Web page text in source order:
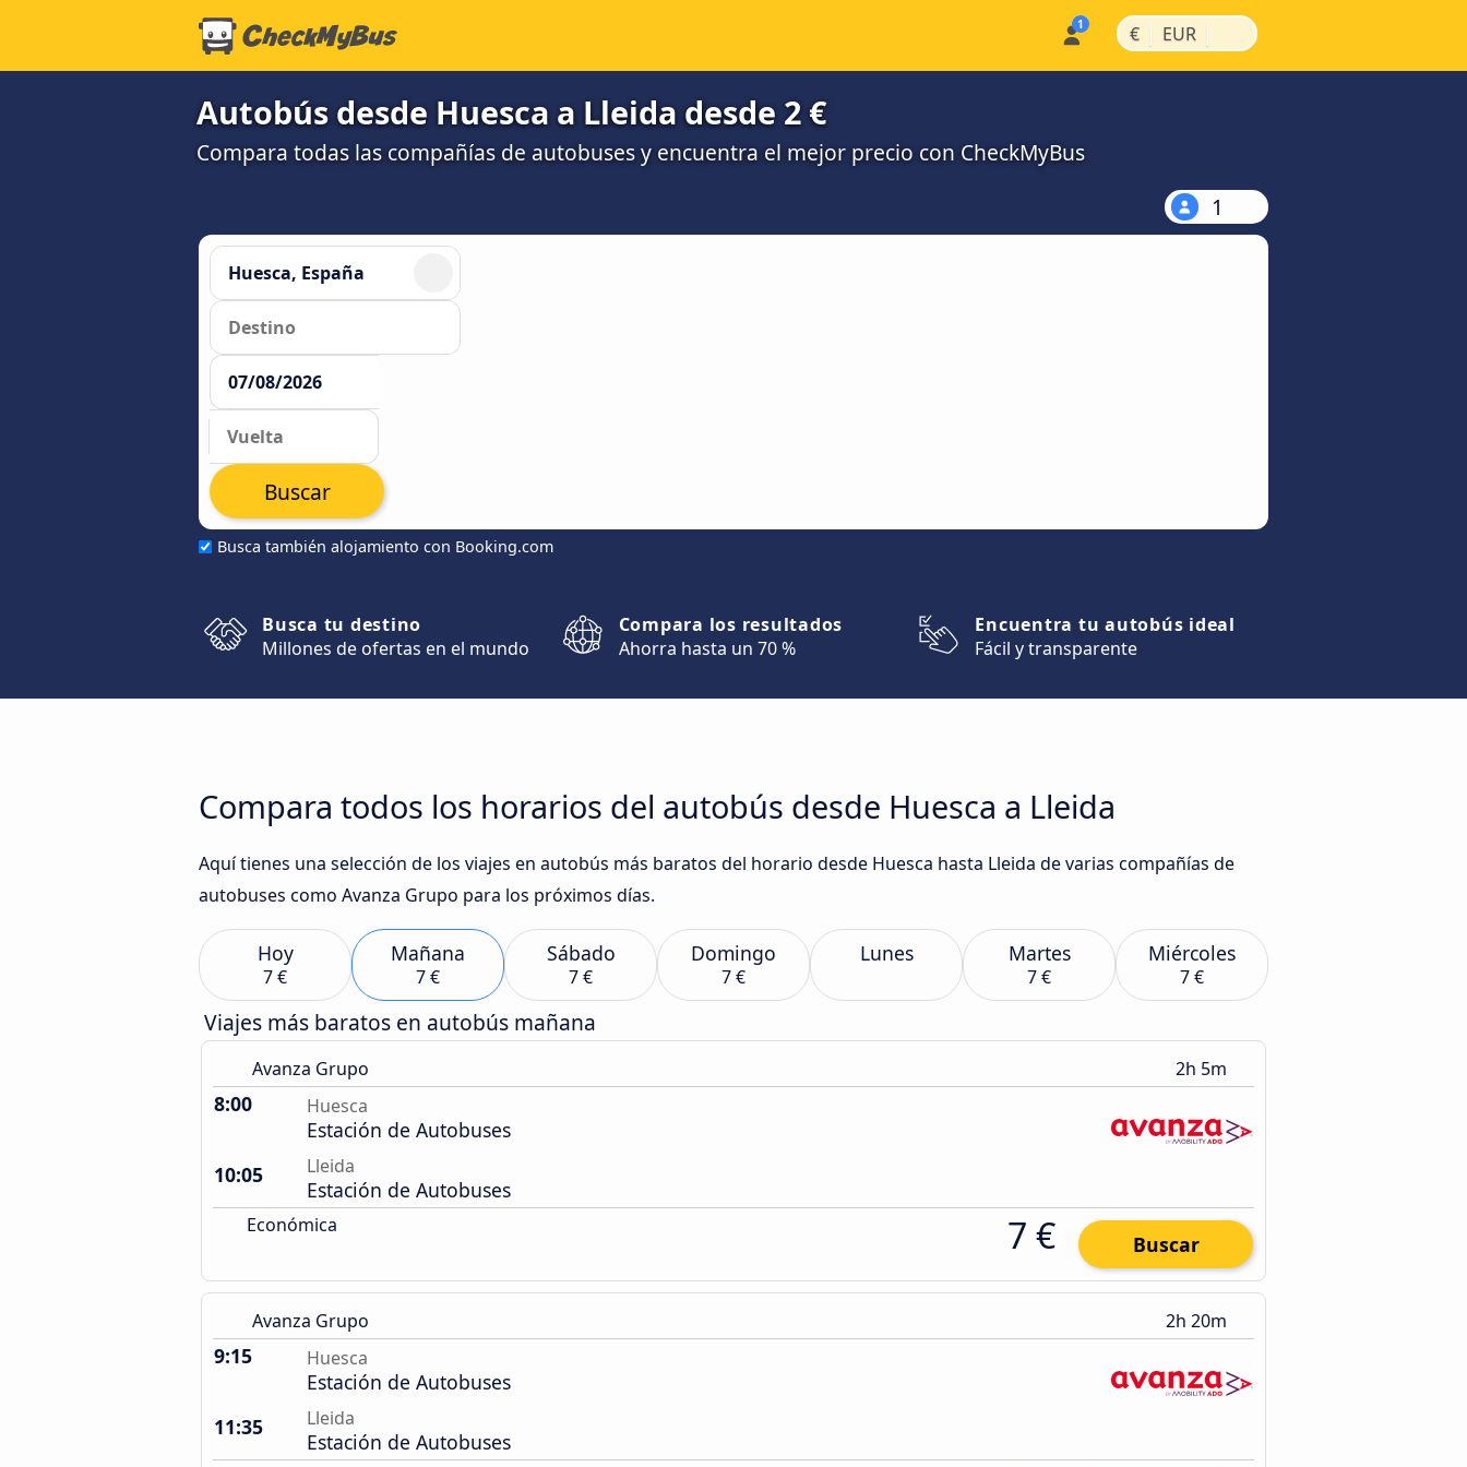
€ | EUR |
Autobús desde Huesca a Lleida desde 2 €
Compara todas las compañías de autobuses y encuentra el mejor precio con CheckMyBus
1
Busca también alojamiento con Booking.com
Buscar
Busca tu destino
Millones de ofertas en el mundo
Compara los resultados
Ahorra hasta un 70 %
Encuentra tu autobús ideal
Fácil y transparente
Compara todos los horarios del autobús desde Huesca a Lleida
Aquí tienes una selección de los viajes en autobús más baratos del horario desde Huesca hasta Lleida de varias compañías de
autobuses como Avanza Grupo para los próximos días.
Hoy
7 €
Mañana
7 €
Sábado
7 €
Domingo
7 €
Lunes Martes
7 €
Miércoles
7 €
Viajes más baratos en autobús mañana
Avanza Grupo 2h 5m
8:00 Huesca
Estación de Autobuses
10:05
Lleida
Estación de Autobuses
Económica 7 € Buscar
Avanza Grupo 2h 20m
9:15 Huesca
Estación de Autobuses
11:35
Lleida
Estación de Autobuses